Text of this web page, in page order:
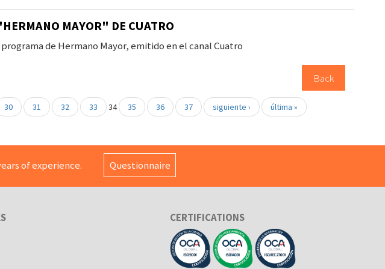
MAYOR" DE CUATRO
de Hermano Mayor, emitido en el canal Cuatro
Back
30 31 32 33 34 35 36 37 siguiente › última »
of experience. Questionnaire
CERTIFICATIONS